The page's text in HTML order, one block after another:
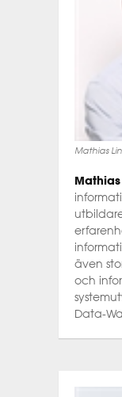
Mathias
även
och
Data-